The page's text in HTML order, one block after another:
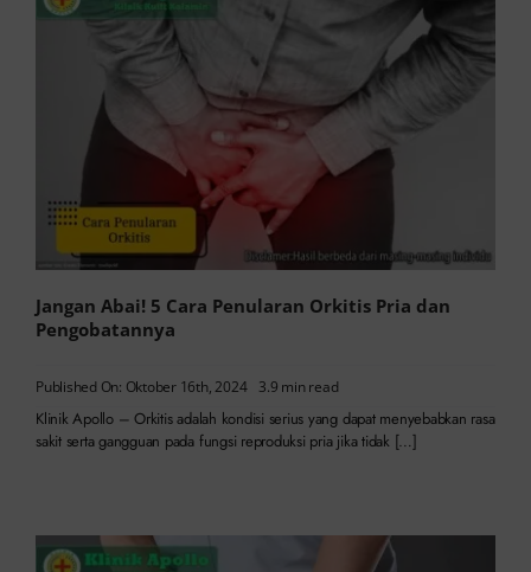
Jangan Abai! 5 Cara Penularan Orkitis Pria dan
Pengobatannya
Published On: Oktober 16th, 2024 3.9 min read
Klinik Apollo – Orkitis adalah kondisi serius yang dapat menyebabkan rasa
sakit serta gangguan pada fungsi reproduksi pria jika tidak […]